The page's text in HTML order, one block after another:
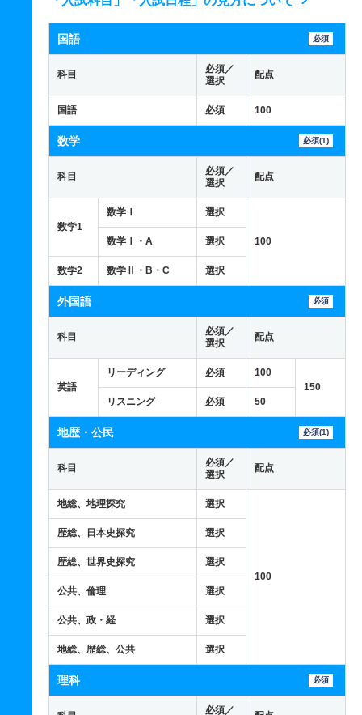
国語 必須
科目
必須／
選択
配点
国語 必須 100
数学 必須(1)
科目
必須／
選択
配点
数学1
数学Ⅰ 選択
100
数学Ⅰ・A 選択
数学2 数学Ⅱ・B・C 選択
外国語 必須
科目
必須／
選択
配点
英語
リーディング 必須
100
150
リスニング
必須 50
地歴・公民 必須(1)
科目
必須／
選択
配点
地総、地理探究 選択
100
歴総、日本史探究 選択
歴総、世界史探究 選択
公共、倫理 選択
公共、政・経 選択
地総、歴総、公共 選択
理科 必須
必須／